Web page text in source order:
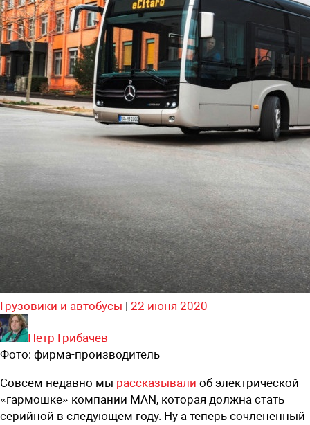
Грузовики и автобусы | 22 июня 2020
Петр Грибачев
Фото: фирма-производитель
Совсем недавно мы рассказывали об электрической
«гармошке» компании MAN, которая должна стать
серийной в следующем году. Ну а теперь сочлененный